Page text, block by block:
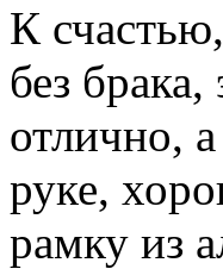
К
без
отлично,
руке,
рамку из